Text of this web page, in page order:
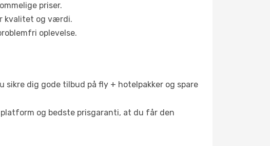
priser.
kvalitet og værdi.
oplevelse.
dig gode tilbud på fly + hotelpakker og spare
og bedste prisgaranti, at du får den